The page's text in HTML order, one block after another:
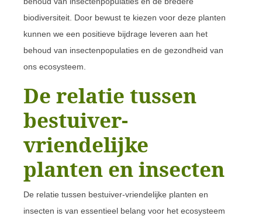
biodiversiteit. Door bewust te kiezen voor deze planten
kunnen we een positieve bijdrage leveren aan het
behoud van insectenpopulaties en de gezondheid van
ons ecosysteem.
De relatie tussen
bestuiver-
vriendelijke
planten en insecten
De relatie tussen bestuiver-vriendelijke planten en
insecten is van essentieel belang voor het ecosysteem